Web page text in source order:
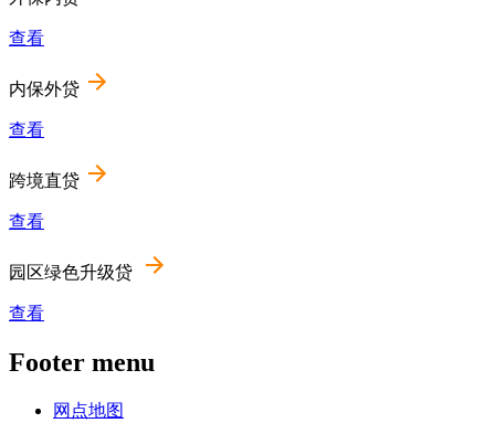
查看
内保外贷
查看
跨境直贷
查看
园区绿色升级贷
查看
Footer menu
网点地图